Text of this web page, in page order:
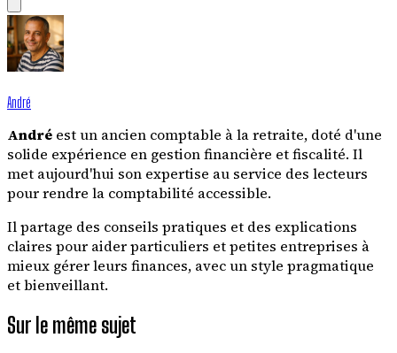
André
André est un ancien comptable à la retraite, doté d'une
solide expérience en gestion financière et fiscalité. Il
met aujourd'hui son expertise au service des lecteurs
pour rendre la comptabilité accessible.
Il partage des conseils pratiques et des explications
claires pour aider particuliers et petites entreprises à
mieux gérer leurs finances, avec un style pragmatique
et bienveillant.
Sur le même sujet